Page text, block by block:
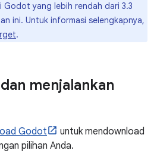
Godot yang lebih rendah dari 3.3
ini. Untuk informasi selengkapnya,
.
menjalankan
Godot
untuk mendownload
pilihan Anda.